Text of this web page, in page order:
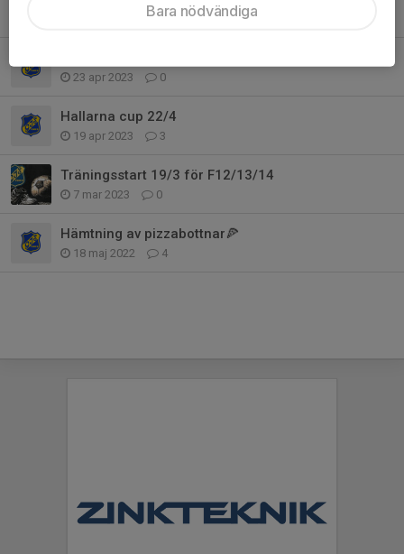
0
23 apr 2023 0
Hallarna cup 22/4
19 apr 2023 3
Träningsstart 19/3 för F12/13/14
7 mar 2023 0
Hämtning av pizzabottnar🍕
18 maj 2022 4
Bara nödvändiga